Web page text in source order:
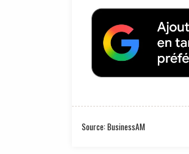
Source: BusinessAM